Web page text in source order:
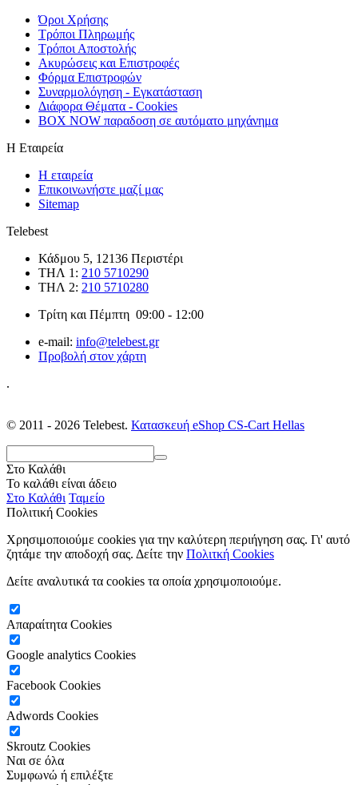
Όροι Χρήσης
Τρόποι Πληρωμής
Τρόποι Αποστολής
Ακυρώσεις και Επιστροφές
Φόρμα Επιστρoφών
Συναρμολόγηση - Εγκατάσταση
Διάφορα Θέματα - Cookies
BOX NOW παραδοση σε αυτόματο μηχάνημα
Η Εταιρεία
Η εταιρεία
Επικοινωνήστε μαζί μας
Sitemap
Telebest
Κάδμου 5, 12136 Περιστέρι
ΤΗΛ 1: 210 5710290
ΤΗΛ 2: 210 5710280
Τρίτη και Πέμπτη 09:00 - 12:00
e-mail: info@telebest.gr
Προβολή στον χάρτη
.
© 2011 - 2026 Telebest. Κατασκευή eShop CS-Cart Hellas
Στο Καλάθι
Το καλάθι είναι άδειο
Στο Καλάθι Ταμείο
Πολιτική Cookies
Χρησιμοποιούμε cookies για την καλύτερη περιήγηση σας. Γι' αυτό
ζητάμε την αποδοχή σας. Δείτε την Πολιτκή Cookies
Δείτε αναλυτικά τα cookies τα οποία χρησιμοποιούμε.
Απαραίτητα Cookies
Google analytics Cookies
Facebook Cookies
Adwords Cookies
Skroutz Cookies
Ναι σε όλα
Συμφωνώ ή επιλέξτε